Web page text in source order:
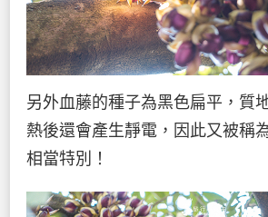
另外血藤的種子為黑色扁平，質
熱後還會產生靜電，因此又被稱
相當特別！